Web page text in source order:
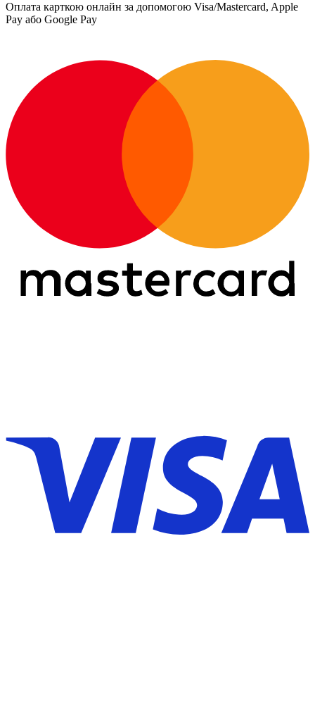
Оплата карткою онлайн за допомогою Visa/Mastercard, Apple
Pay або Google Pay